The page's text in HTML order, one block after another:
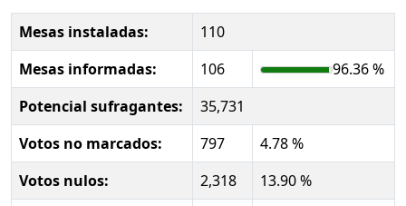
Mesas instaladas:
110
Mesas informadas:
106
96.36 %
Potencial sufragantes:
35,731
Votos no marcados:
797
4.78 %
Votos nulos:
2,318
13.90 %